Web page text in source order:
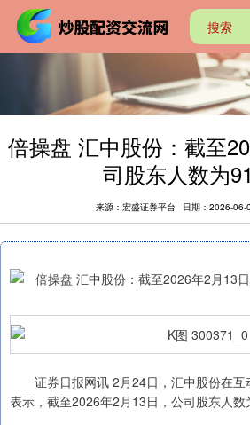
倍操盘 汇中股份：截至
司股东人数为
来源：宏盛证券平台 日期：2026-
证券日报网讯 2月24日，汇中股份在互
表示，截至2026年2月13日，公司股东人数